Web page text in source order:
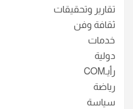
تقارير وتحقيقات
ثقافة وفن
خدمات
دولية
رأيـCOM
رياضة
سياسة